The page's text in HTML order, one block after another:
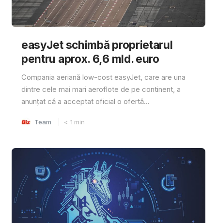
easyJet schimbă proprietarul
pentru aprox. 6,6 mld. euro
Compania aeriană low-cost easyJet, care are una
dintre cele mai mari aeroflote de pe continent, a
anunțat că a acceptat oficial o ofertă...
Team < 1 min